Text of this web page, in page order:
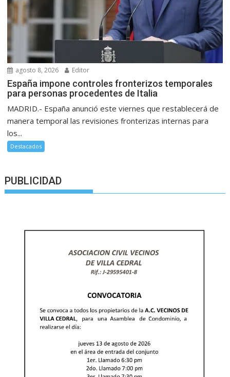
agosto 8, 2026 Editor
España impone controles fronterizos temporales
para personas procedentes de Italia
MADRID.- España anunció este viernes que restablecerá de
manera temporal las revisiones fronterizas internas para
los...
Destacados
PUBLICIDAD